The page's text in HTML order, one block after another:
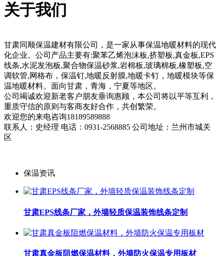
关于我们
甘肃同顺保温建材有限公司，是一家从事保温地暖材料的现代
化企业。公司产品主要有:聚苯乙烯泡沫板,挤塑板,真金板,EPS
线条,水泥发泡板,聚合物保温砂浆,岩棉板,玻璃棉板,橡塑板,空
调软管,网格布，保温钉,地暖反射膜,地暖卡钉，地暖模块等保
温地暖材料。面向甘肃，青海，宁夏等地区。
公司竭诚欢迎新老客户朋友垂询惠顾，本公司将以平等互利，
重质守信的原则与客商友好合作，共创繁荣。
欢迎您的来电咨询18189589888
联系人：史经理 电话：0931-2568885 公司地址：兰州市城关
区
保温资讯
甘肃EPS线条厂家，外墙轻质保温装饰线条定制
甘肃真金板阻燃保温材料，外墙防火保温专用板材